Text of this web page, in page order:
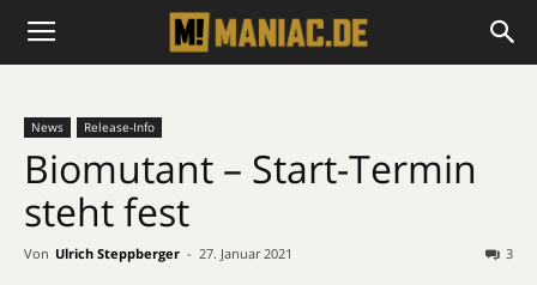
News Release-Info
Biomutant – Start-Termin
steht fest
Von Ulrich Steppberger - 27. Januar 2021 3